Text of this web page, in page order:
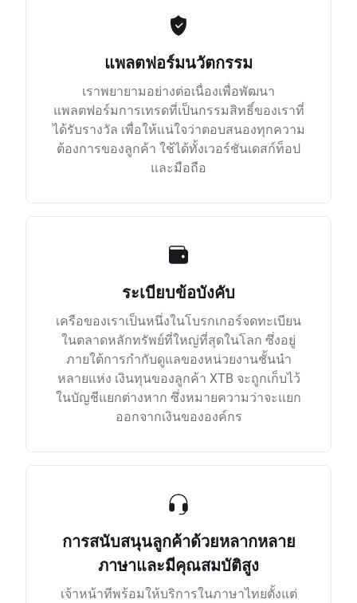
แพลตฟอร์มนวัตกรรม
เราพยายามอย่างต่อเนื่องเพื่อพัฒนา
แพลตฟอร์มการเทรดที่เป็นกรรมสิทธิ์ของเราที่
ได้รับรางวัล เพื่อให้แน่ใจว่าตอบสนองทุกความ
ต้องการของลูกค้า ใช้ได้ทั้งเวอร์ชันเดสก์ท็อป
และมือถือ
ระเบียบข้อบังคับ
เครือของเราเป็นหนึ่งในโบรกเกอร์จดทะเบียน
ในตลาดหลักทรัพย์ที่ใหญ่ที่สุดในโลก ซึ่งอยู่
ภายใต้การกำกับดูแลของหน่วยงานชั้นนำ
หลายแห่ง เงินทุนของลูกค้า XTB จะถูกเก็บไว้
ในบัญชีแยกต่างหาก ซึ่งหมายความว่าจะแยก
ออกจากเงินขององค์กร
การสนับสนุนลูกค้าด้วยหลากหลาย
ภาษาและมีคุณสมบัติสูง
เจ้าหน้าทีพร้อมให้บริการในภาษาไทยตั้งแต่